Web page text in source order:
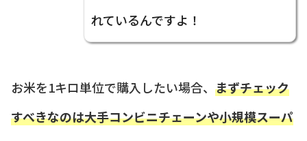
れているんですよ！
お米を1キロ単位で購入したい場合、 まずチェック
すべきなのは大手コンビニチェーンや小規模スーパ